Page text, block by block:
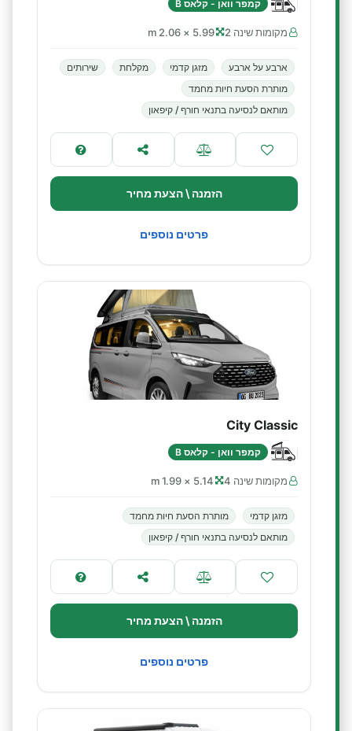
קמפר וואן - קלאס B
מקומות שינה 2 5.99 × 2.06 m
ארבע על ארבע מזגן קדמי מקלחת
שירותים
מותרת הסעת חיות מחמד
מותאם לנסיעה בתנאי חורף / קיפאון
הזמנה \ הצעת מחיר
פרטים נוספים
City Classic
קמפר וואן - קלאס B
מקומות שינה 4 5.14 × 1.99 m
מזגן קדמי
מותרת הסעת חיות מחמד
מותאם לנסיעה בתנאי חורף / קיפאון
הזמנה \ הצעת מחיר
פרטים נוספים